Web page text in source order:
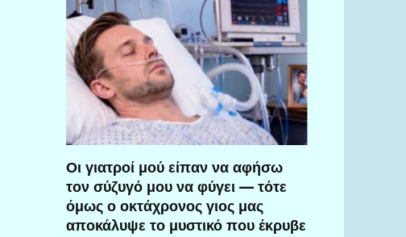
Οι γιατροί μού είπαν να αφήσω
τον σύζυγό μου να φύγει — τότε
όμως ο οκτάχρονος γιος μας
αποκάλυψε το μυστικό που έκρυβε